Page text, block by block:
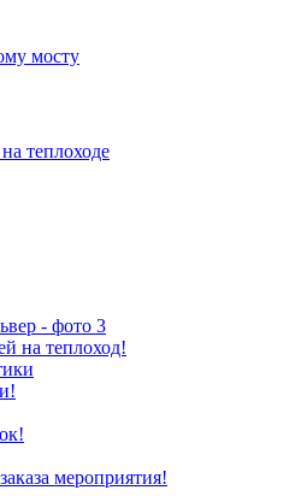
мосту
теплоходе
на теплоход!
мероприятия!